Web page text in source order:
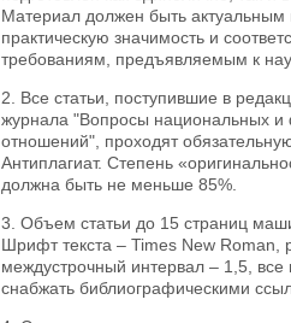
Материал должен быть актуальным
практическую значимость и
требованиям, предъявляемым к
2. Все статьи, поступившие в
журнала "Вопросы национальных и
отношений", проходят
Антиплагиат. Степень
должна быть не меньше 85%.
3. Объем статьи до 15 страниц
Шрифт текста – Times New Roman,
междустрочный интервал – 1,5, все
снабжать библиографическими